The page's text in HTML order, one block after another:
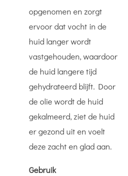
opgenomen en zorgt
ervoor dat vocht in de
huid langer wordt
vastgehouden, waardoor
de huid langere tijd
gehydrateerd blijft. Door
de olie wordt de huid
gekalmeerd, ziet de huid
er gezond uit en voelt
deze zacht en glad aan.
Gebruik